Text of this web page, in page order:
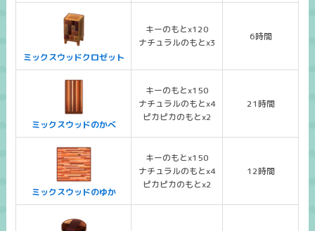
ミックスウッドクロゼット
キーのもとx120
ナチュラルのもとx3
6時間
ミックスウッドのかべ
キーのもとx150
ナチュラルのもとx4
ピカピカのもとx2
21時間
ミックスウッドのゆか
キーのもとx150
ナチュラルのもとx4
ピカピカのもとx2
12時間